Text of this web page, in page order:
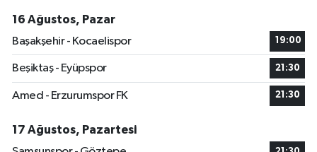
16 Ağustos, Pazar
Başakşehir - Kocaelispor
19:00
Beşiktaş - Eyüpspor 21:30
Amed - Erzurumspor FK 21:30
17 Ağustos, Pazartesi